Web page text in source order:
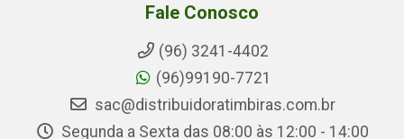
Fale Conosco
(96) 3241-4402
(96)99190-7721
sac@distribuidoratimbiras.com.br
Segunda a Sexta das 08:00 às 12:00 - 14:00